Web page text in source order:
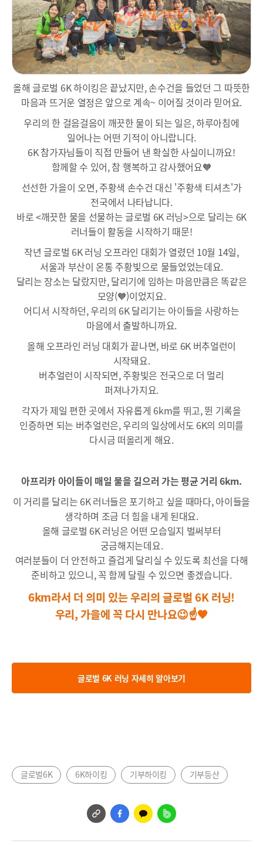
올해 글로벌 6K 하이킹은 끝났지만, 손수건을 들었던 그 따뜻한
마음과 뜨거운 열정은 앞으로 계속~ 이어질 것이라 믿어요.
우리의 한 걸음걸음이 깨끗한 물이 되는 일은, 하루아침에
일어나는 어떤 기적이 아니랍니다.
6K 참가자님들이 직접 만들어 낸 확실한 사실이니까요!
함께할 수 있어, 참 행복하고 감사했어요🧡
선선한 가을이 오면, 주황색 손수건 대신 '주황색 티셔츠'가
전국에서 나타납니다.
바로 <깨끗한 물을 선물하는 글로벌 6K 러닝>으로 달리는 6K
러너들이 활동을 시작하기 때문!
작년 글로벌 6K 러닝 오프라인 대회가 열렸던 10월 14일,
서울과 부산이 온통 주황빛으로 물들었었는데요.
달리는 장소는 달랐지만, 달리기에 임하는 마음만큼은 똑같은
모양(🧡)이었지요.
어디서 시작하던, 우리의 6K 달리기는 아이들을 사랑하는
마음에서 출발하니까요.
올해 오프라인 러닝 대회가 끝나면, 바로 6K 버추얼런이
시작돼요.
버추얼런이 시작되면, 주황빛은 전국으로 더 멀리
퍼져나가지요.
각자가 제일 편한 곳에서 자유롭게 6km를 뛰고, 뛴 기록을
인증하면 되는 버추얼런은, 우리의 일상에서도 6K의 의미를
다시금 떠올리게 해요.
아프리카 아이들이 매일 물을 길으러 가는 평균 거리 6km.
이 거리를 달리는 6K 러너들은 포기하고 싶을 때마다, 아이들을
생각하며 조금 더 힘을 내게 된대요.
올해 글로벌 6K 러닝은 어떤 모습일지 벌써부터
궁금해지는데요.
여러분들이 더 안전하고 즐겁게 달리실 수 있도록 최선을 다해
준비하고 있으니, 꼭 함께 달릴 수 있으면 좋겠습니다.
6km라서 더 의미 있는 우리의 글로벌 6K 러닝!
우리, 가을에 꼭 다시 만나요😉☝🧡
글로벌 6K 러닝 자세히 알아보기
글로벌6K 6K하이킹 기부하이킹 기부등산